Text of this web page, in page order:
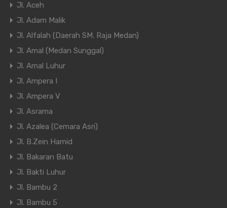
Jl. Aceh
Jl. Adam Malik
Jl. Alfalah (Daerah SM. Raja Medan)
Jl. Amal (Medan Sunggal)
Jl. Amal Luhur
Jl. Ampera I
Jl. Ampera V
Jl. Asrama
Jl. Azalea (Cemara Asri)
Jl. B.Zein Hamid
Jl. Bakaran Batu
Jl. Bakti Luhur
Jl. Bambu 2
Jl. Bambu 5